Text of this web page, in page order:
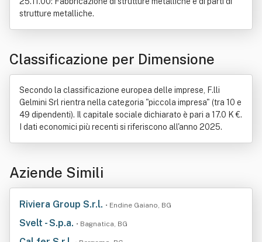
strutture metalliche.
Classificazione per Dimensione
Secondo la classificazione europea delle imprese, F.lli
Gelmini Srl rientra nella categoria "piccola impresa" (tra 10 e
49 dipendenti). Il capitale sociale dichiarato è pari a 17.0 K €.
I dati economici più recenti si riferiscono all'anno 2025.
Aziende Simili
Riviera Group S.r.l. • Endine Gaiano, BG
Svelt - S.p.a. • Bagnatica, BG